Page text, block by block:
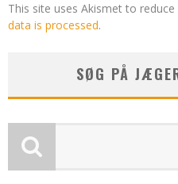
This site uses Akismet to reduce
data is processed.
SØG PÅ